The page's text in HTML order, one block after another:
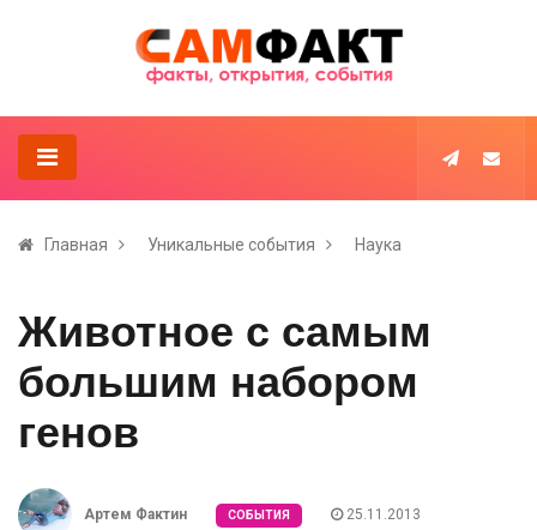
Главная Уникальные события Наука
Животное с самым
большим набором
генов
Артем Фактин СОБЫТИЯ 25.11.2013